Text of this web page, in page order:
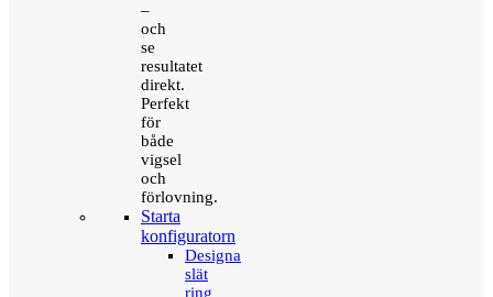
–
och
se
resultatet
direkt.
Perfekt
för
både
vigsel
och
förlovning.
Starta
konfiguratorn
Designa
slät
ring